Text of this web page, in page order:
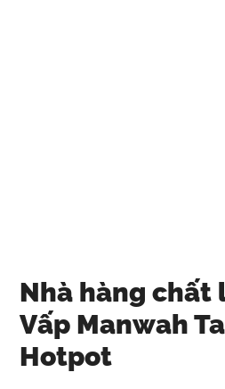
Nhà hàng chất
Vấp Manwah
Hotpot